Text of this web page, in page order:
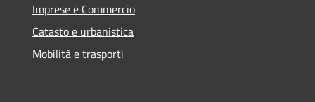
Imprese e Commercio
Catasto e urbanistica
Mobilità e trasporti